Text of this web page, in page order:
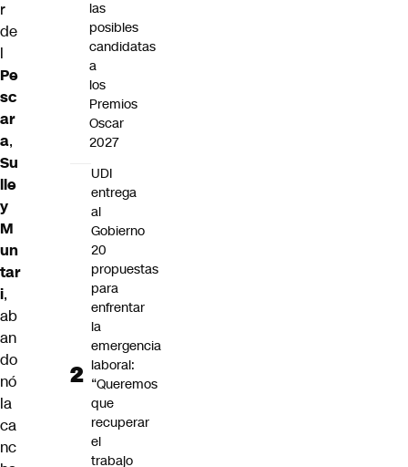
r
de
l
Pe
sc
ar
a,
Su
lle
y
M
un
tar
i,
ab
an
do
nó
la
ca
nc
las
posibles
candidatas
a
los
Premios
Oscar
2027
UDI
entrega
al
Gobierno
20
propuestas
para
enfrentar
la
emergencia
laboral:
“Queremos
que
recuperar
el
trabajo